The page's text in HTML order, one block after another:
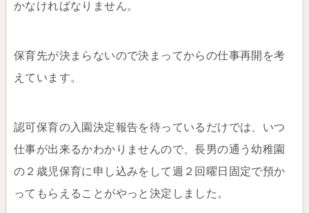
かなければなりません。
保育先が決まらないので決まってからの仕事再開を考
えています。
認可保育の入園決定報告を待っているだけでは、いつ
仕事が出来るかわかりませんので、長男の通う幼稚園
の２歳児保育に申し込みをして週２回曜日固定で預か
ってもらえることがやっと決定しました。